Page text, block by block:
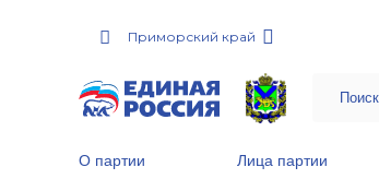
Приморский край
О партии Лица партии